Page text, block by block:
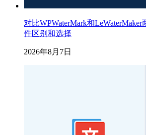
对比WPWaterMark和LeWaterMaker
件区别和选择
2026年8月7日